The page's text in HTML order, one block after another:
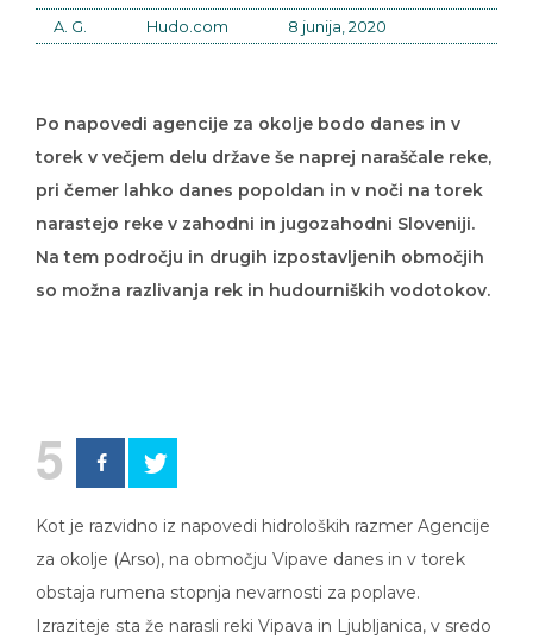
A. G. Hudo.com 8 junija, 2020
Po napovedi agencije za okolje bodo danes in v
torek v večjem delu države še naprej naraščale reke,
pri čemer lahko danes popoldan in v noči na torek
narastejo reke v zahodni in jugozahodni Sloveniji.
Na tem področju in drugih izpostavljenih območjih
so možna razlivanja rek in hudourniških vodotokov.
5
Kot je razvidno iz napovedi hidroloških razmer Agencije
za okolje (Arso), na območju Vipave danes in v torek
obstaja rumena stopnja nevarnosti za poplave.
Izraziteje sta že narasli reki Vipava in Ljubljanica, v sredo